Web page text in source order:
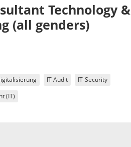
Technology &
(all genders)
IT Audit IT-Security
(IT)